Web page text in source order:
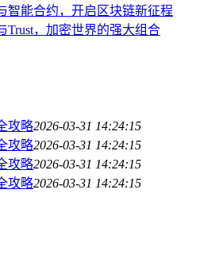
智能合约，开启区块链新征程
Trust，加密世界的强大组合
攻略2026-03-31 14:24:15
攻略2026-03-31 14:24:15
攻略2026-03-31 14:24:15
攻略2026-03-31 14:24:15